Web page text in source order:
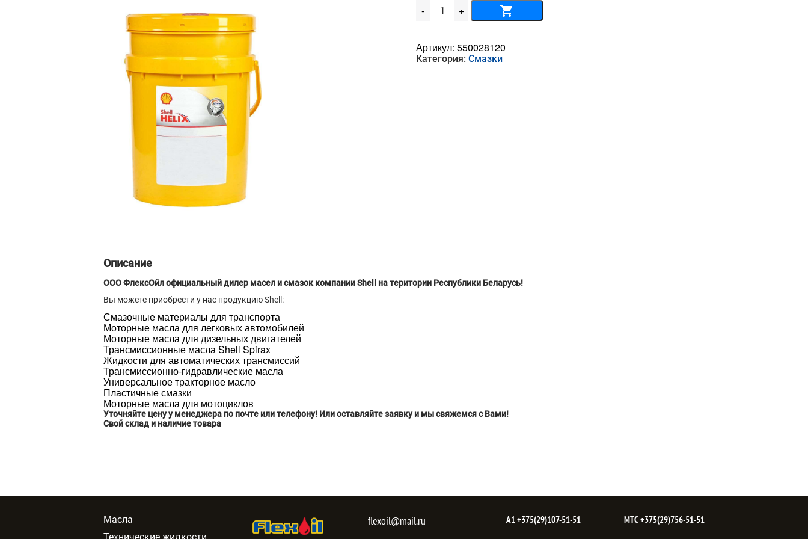
- Количество
товара
S4
V45AC00
18кг
+
Артикул: 550028120
Категория: Смазки
Описание
ООО ФлексОйл официальный дилер масел и смазок компании Shell на територии Республики Беларусь!
Вы можете приобрести у нас продукцию Shell:
Смазочные материалы для транспорта
Моторные масла для легковых автомобилей
Моторные масла для дизельных двигателей
Трансмиссионные масла Shell Spirax
Жидкости для автоматических трансмиссий
Трансмиссионно-гидравлические масла
Универсальное тракторное масло
Пластичные смазки
Моторные масла для мотоциклов
Уточняйте цену у менеджера по почте или телефону! Или оставляйте заявку и мы свяжемся с Вами!
Свой склад и наличие товара
Масла
flexoil@mail.ru А1+375(29)107-51-51 МТС+375(29)756-51-51